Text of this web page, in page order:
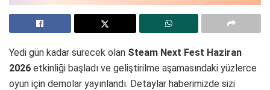
Yedi gün kadar sürecek olan Steam Next Fest Haziran
2026 etkinliği başladı ve geliştirilme aşamasındaki yüzlerce
oyun için demolar yayınlandı. Detaylar haberimizde sizi